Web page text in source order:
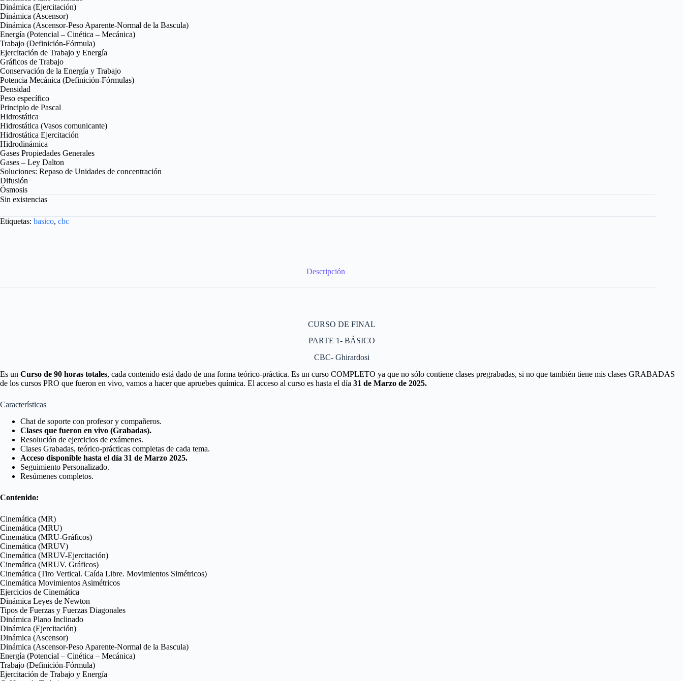
Dinámica (Ejercitación)
Dinámica (Ascensor)
Dinámica (Ascensor-Peso Aparente-Normal de la Bascula)
Energía (Potencial – Cinética – Mecánica)
Trabajo (Definición-Fórmula)
Ejercitación de Trabajo y Energía
Gráficos de Trabajo
Conservación de la Energía y Trabajo
Potencia Mecánica (Definición-Fórmulas)
Densidad
Peso específico
Principio de Pascal
Hidrostática
Hidrostática (Vasos comunicante)
Hidrostática Ejercitación
Hidrodinámica
Gases Propiedades Generales
Gases – Ley Dalton
Soluciones: Repaso de Unidades de concentración
Difusión
Ósmosis
Sin existencias
Etiquetas: basico, cbc
Descripción
CURSO DE FINAL
PARTE 1- BÁSICO
CBC- Ghirardosi
Es un Curso de 90 horas totales, cada contenido está dado de una forma teórico-práctica. Es un curso COMPLETO ya que no sólo contiene clases pregrabadas, si no que también tiene mis clases GRABADAS
de los cursos PRO que fueron en vivo, vamos a hacer que apruebes química. El acceso al curso es hasta el día 31 de Marzo de 2025.
Características
Chat de soporte con profesor y compañeros.
Clases que fueron en vivo (Grabadas).
Resolución de ejercicios de exámenes.
Clases Grabadas, teórico-prácticas completas de cada tema.
Acceso disponible hasta el día 31 de Marzo 2025.
Seguimiento Personalizado.
Resúmenes completos.
Contenido:
Cinemática (MR)
Cinemática (MRU)
Cinemática (MRU-Gráficos)
Cinemática (MRUV)
Cinemática (MRUV-Ejercitación)
Cinemática (MRUV. Gráficos)
Cinemática (Tiro Vertical. Caída Libre. Movimientos Simétricos)
Cinemática Movimientos Asimétricos
Ejercicios de Cinemática
Dinámica Leyes de Newton
Tipos de Fuerzas y Fuerzas Diagonales
Dinámica Plano Inclinado
Dinámica (Ejercitación)
Dinámica (Ascensor)
Dinámica (Ascensor-Peso Aparente-Normal de la Bascula)
Energía (Potencial – Cinética – Mecánica)
Trabajo (Definición-Fórmula)
Ejercitación de Trabajo y Energía